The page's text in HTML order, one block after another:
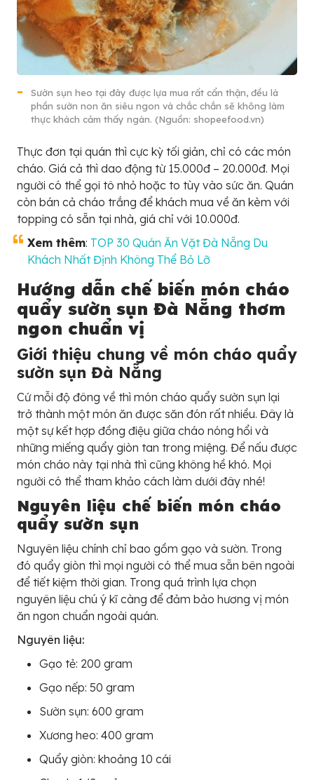
Sườn sụn heo tại đây được lựa mua rất cẩn thận, đều là
phần sườn non ăn siêu ngon và chắc chắn sẽ không làm
thực khách cảm thấy ngán. (Nguồn: shopeefood.vn)
Thực đơn tại quán thì cực kỳ tối giản, chỉ có các món
cháo. Giá cả thì dao động từ 15.000đ – 20.000đ. Mọi
người có thể gọi tô nhỏ hoặc to tùy vào sức ăn. Quán
còn bán cả cháo trắng để khách mua về ăn kèm với
topping có sẵn tại nhà, giá chỉ với 10.000đ.
Xem thêm: TOP 30 Quán Ăn Vặt Đà Nẵng Du
Khách Nhất Định Không Thể Bỏ Lỡ
Hướng dẫn chế biến món cháo
quẩy sườn sụn Đà Nẵng thơm
ngon chuẩn vị
Giới thiệu chung về món cháo quẩy
sườn sụn Đà Nẵng
Cứ mỗi độ đông về thì món cháo quẩy sườn sụn lại
trở thành một món ăn được săn đón rất nhiều. Đây là
một sự kết hợp đồng điệu giữa cháo nóng hổi và
những miếng quẩy giòn tan trong miệng. Để nấu được
món cháo này tại nhà thì cũng không hề khó. Mọi
người có thể tham khảo cách làm dưới đây nhé!
Nguyên liệu chế biến món cháo
quẩy sườn sụn
Nguyên liệu chính chỉ bao gồm gạo và sườn. Trong
đó quẩy giòn thì mọi người có thể mua sẵn bên ngoài
để tiết kiệm thời gian. Trong quá trình lựa chọn
nguyên liệu chú ý kĩ càng để đảm bảo hương vị món
ăn ngon chuẩn ngoài quán.
Nguyên liệu:
Gạo tẻ: 200 gram
Gạo nếp: 50 gram
Sườn sụn: 600 gram
Xương heo: 400 gram
Quẩy giòn: khoảng 10 cái